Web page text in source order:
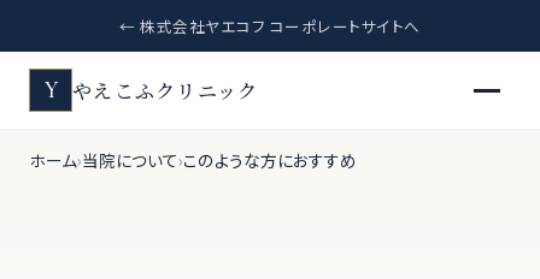
← 株式会社ヤエコフ コーポレートサイトへ
Y やえこふクリニック
ホーム 当院について このような方におすすめ